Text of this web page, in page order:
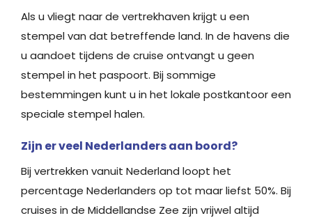
Als u vliegt naar de vertrekhaven krijgt u een
stempel van dat betreffende land. In de havens die
u aandoet tijdens de cruise ontvangt u geen
stempel in het paspoort. Bij sommige
bestemmingen kunt u in het lokale postkantoor een
speciale stempel halen.
Zijn er veel Nederlanders aan boord?
Bij vertrekken vanuit Nederland loopt het
percentage Nederlanders op tot maar liefst 50%. Bij
cruises in de Middellandse Zee zijn vrijwel altijd